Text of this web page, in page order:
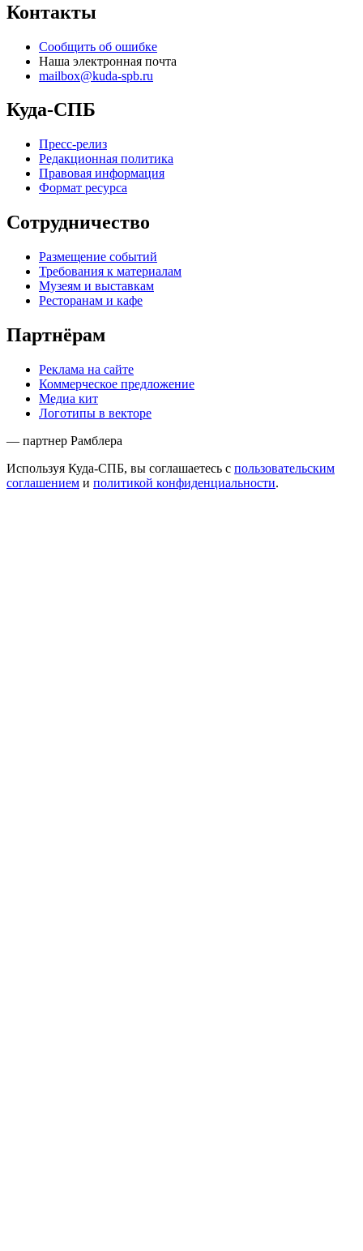
Контакты
Сообщить об ошибке
Наша электронная почта
mailbox@kuda-spb.ru
Куда-СПБ
Пресс-релиз
Редакционная политика
Правовая информация
Формат ресурса
Сотрудничество
Размещение событий
Требования к материалам
Музеям и выставкам
Ресторанам и кафе
Партнёрам
Реклама на сайте
Коммерческое предложение
Медиа кит
Логотипы в векторе
— партнер Рамблера
Используя Куда-СПБ, вы соглашаетесь с пользовательским
соглашением и политикой конфиденциальности.